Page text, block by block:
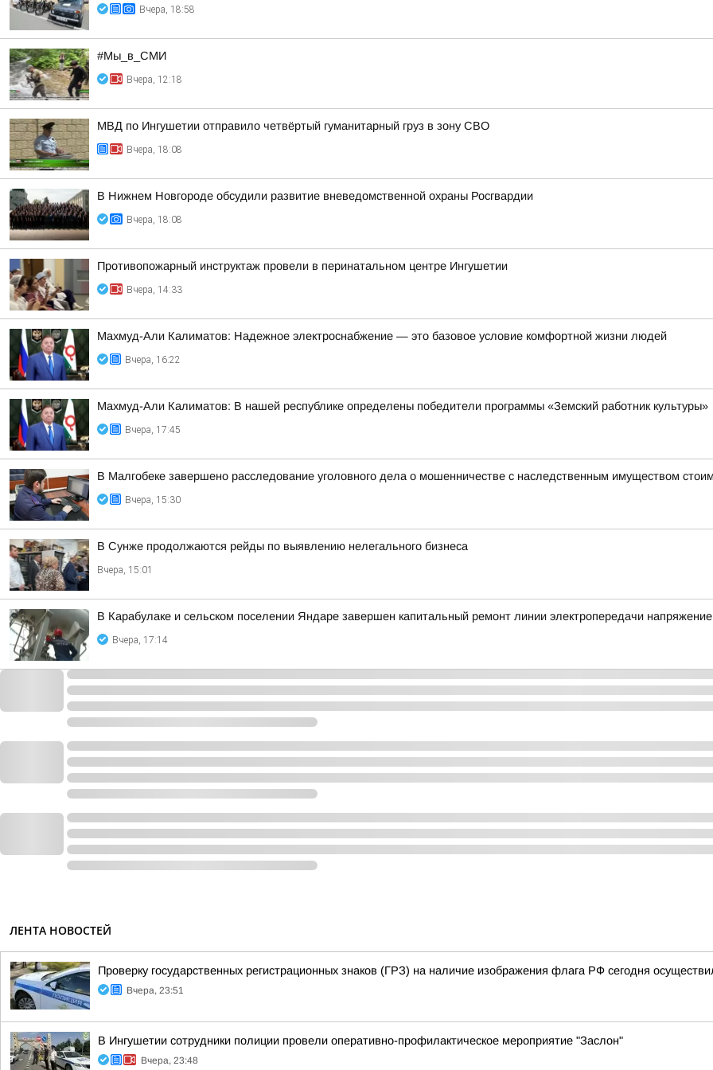
Вчера, 18:58
#Мы_в_СМИ
Вчера, 12:18
МВД по Ингушетии отправило четвёртый гуманитарный груз в зону СВО
Вчера, 18:08
В Нижнем Новгороде обсудили развитие вневедомственной охраны Росгвардии
Вчера, 18:08
Противопожарный инструктаж провели в перинатальном центре Ингушетии
Вчера, 14:33
Махмуд-Али Калиматов: Надежное электроснабжение — это базовое условие комфортной жизни людей
Вчера, 16:22
Махмуд-Али Калиматов: В нашей республике определены победители программы «Земский работник культуры»
Вчера, 17:45
В Малгобеке завершено расследование уголовного дела о мошенничестве с наследственным имуществом
Вчера, 15:30
В Сунже продолжаются рейды по выявлению нелегального бизнеса
Вчера, 15:01
В Карабулаке и сельском поселении Яндаре завершен капитальный ремонт линии электропередачи
Вчера, 17:14
ЛЕНТА НОВОСТЕЙ
Проверку государственных регистрационных знаков (ГРЗ) на наличие изображения флага РФ сегодня
Вчера, 23:51
В Ингушетии сотрудники полиции провели оперативно-профилактическое мероприятие "Заслон"
Вчера, 23:48